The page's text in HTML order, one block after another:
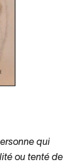
qui
ou tenté de